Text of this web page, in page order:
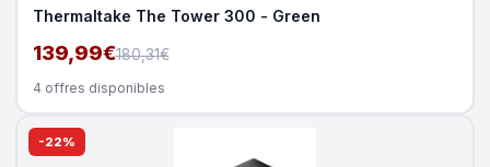
Thermaltake The Tower 300 - Green
139,99€180,31€
4 offres disponibles
-22%